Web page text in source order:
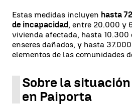
Estas medidas incluyen hasta
de incapacidad, entre 20.000 y
vivienda afectada, hasta 10.300
enseres dañados, y hasta
elementos de las comunidades
Sobre la
en Paiporta